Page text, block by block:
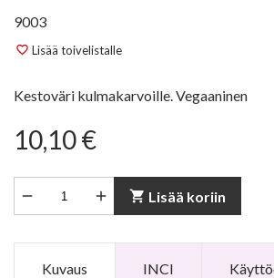
9003
favorite_border Lisää toivelistalle
Kestoväri kulmakarvoille. Vegaaninen
10,10 €
  shopping_cart Lisää koriin
Kuvaus INCI